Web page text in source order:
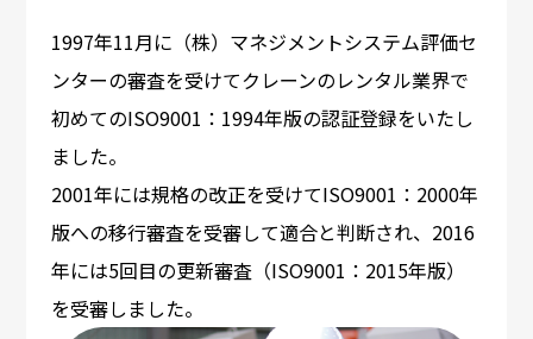
1997年11月に（株）マネジメントシステム評価セ
ンターの審査を受けてクレーンのレンタル業界で
初めてのISO9001：1994年版の認証登録をいたし
ました。
2001年には規格の改正を受けてISO9001：2000年
版への移行審査を受審して適合と判断され、2016
年には5回目の更新審査（ISO9001：2015年版）
を受審しました。